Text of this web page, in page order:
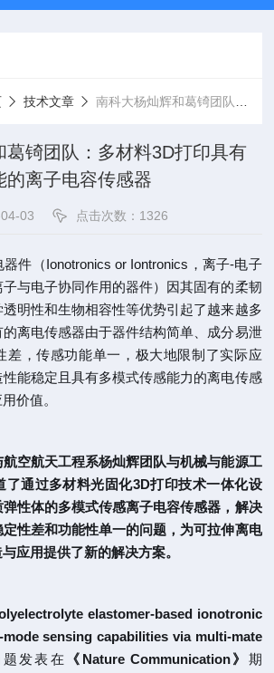
技术文章 南科大杨灿辉和葛锜团队：多材料3D打印具有多模式传感功能的离子电容传感器
葛锜团队：多材料3D打印具有
的离子电容传感器
03 点击次数：1326
件（Ionotronics or Iontronics，离子-电子
与电子协同作用的器件）因其固有的柔韧
明性和生物相容性等优势引起了越来越多
离电传感器由于器件结构简单、成分易泄
差，传感功能单一，极大地限制了实际应
能稳定且具有多模式传感能力的离电传感
价值。
空航天工程系杨灿辉团队与机械与能源工
了通过多材料光固化3D打印技术一体化设
性体的多模式传感离子电容传感器，解决
性差和功能性单一的问题，为可拉伸离电
应用提供了新的解决方案。
elastomer-based ionotronic
sensing capabilities via multi-mate
题发表在 《Nature Communication》 期